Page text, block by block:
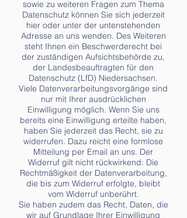
sowie zu weiteren Fragen zum Thema
Datenschutz können Sie sich jederzeit
hier oder unter der untenstehenden
Adresse an uns wenden. Des Weiteren
steht Ihnen ein Beschwerderecht bei
der zuständigen Aufsichtsbehörde zu,
der Landesbeauftragten für den
Datenschutz (LfD) Niedersachsen.
Viele Datenverarbeitungsvorgänge sind
nur mit Ihrer ausdrücklichen
Einwilligung möglich. Wenn Sie uns
bereits eine Einwilligung erteilte haben,
haben Sie jederzeit das Recht, sie zu
widerrufen. Dazu reicht eine formlose
Mitteilung per Email an uns. Der
Widerruf gilt nicht rückwirkend: Die
Rechtmäßigkeit der Datenverarbeitung,
die bis zum Widerruf erfolgte, bleibt
vom Widerruf unberührt.
Sie haben zudem das Recht, Daten, die
wir auf Grundlage Ihrer Einwilligung